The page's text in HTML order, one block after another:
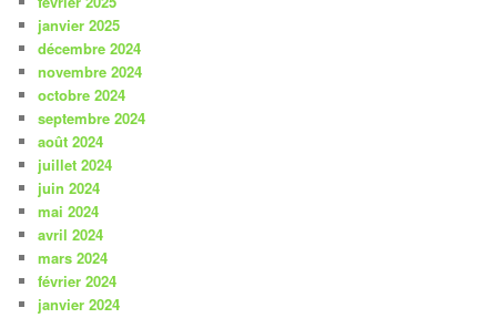
janvier 2025
décembre 2024
novembre 2024
octobre 2024
septembre 2024
août 2024
juillet 2024
juin 2024
mai 2024
avril 2024
mars 2024
février 2024
janvier 2024